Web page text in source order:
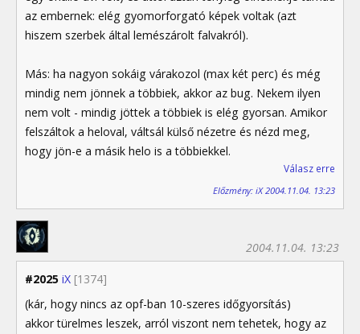
az embernek: elég gyomorforgató képek voltak (azt
hiszem szerbek által lemészárolt falvakról).
Más: ha nagyon sokáig várakozol (max két perc) és még
mindig nem jönnek a többiek, akkor az bug. Nekem ilyen
nem volt - mindig jöttek a többiek is elég gyorsan. Amikor
felszáltok a heloval, váltsál külső nézetre és nézd meg,
hogy jön-e a másik helo is a többiekkel.
Válasz erre
Előzmény: iX 2004.11.04. 13:23
#2025 iX [1374]
2004.11.04. 13:23
(kár, hogy nincs az opf-ban 10-szeres időgyorsítás)
akkor türelmes leszek, arról viszont nem tehetek, hogy az